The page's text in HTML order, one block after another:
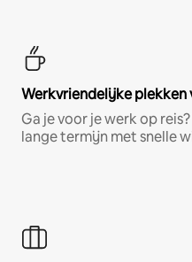
Werkvriendelijke
Ga je voor je werk op
lange termijn met snelle